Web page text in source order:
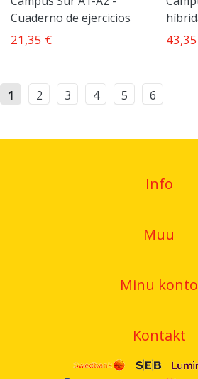
Cuaderno de ejercicios
21,35 €
1 2 3 4 5 6
Info
Muu
Minu konto
Kontakt